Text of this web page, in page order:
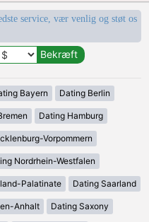
service, vær venlig og støt os
Bayern Dating Berlin
Dating Hamburg
Vorpommern
Nordrhein-Westfalen
Palatinate Dating Saarland
Anhalt Dating Saxony